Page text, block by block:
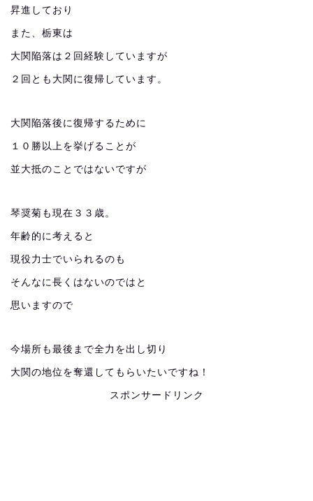
昇進しており
また、栃東は
大関陥落は２回経験していますが
２回とも大関に復帰しています。
大関陥落後に復帰するために
１０勝以上を挙げることが
並大抵のことではないですが
琴奨菊も現在３３歳。
年齢的に考えると
現役力士でいられるのも
そんなに長くはないのではと
思いますので
今場所も最後まで全力を出し切り
大関の地位を奪還してもらいたいですね！
スポンサードリンク